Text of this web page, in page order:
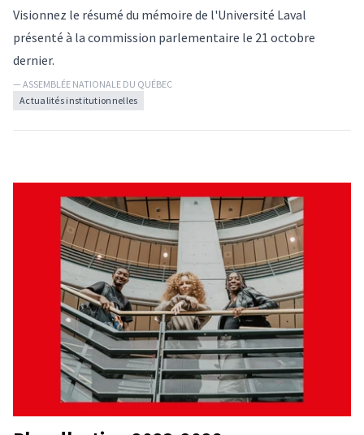
Visionnez le résumé du mémoire de l'Université Laval
présenté à la commission parlementaire le 21 octobre
dernier.
— ASSEMBLÉE NATIONALE DU QUÉBEC
Actualités institutionnelles